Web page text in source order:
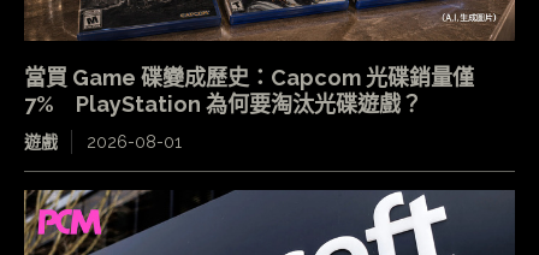
當買 Game 碟變成歷史：Capcom 光碟銷量僅
7% PlayStation 為何要淘汰光碟遊戲？
遊戲 2026-08-01